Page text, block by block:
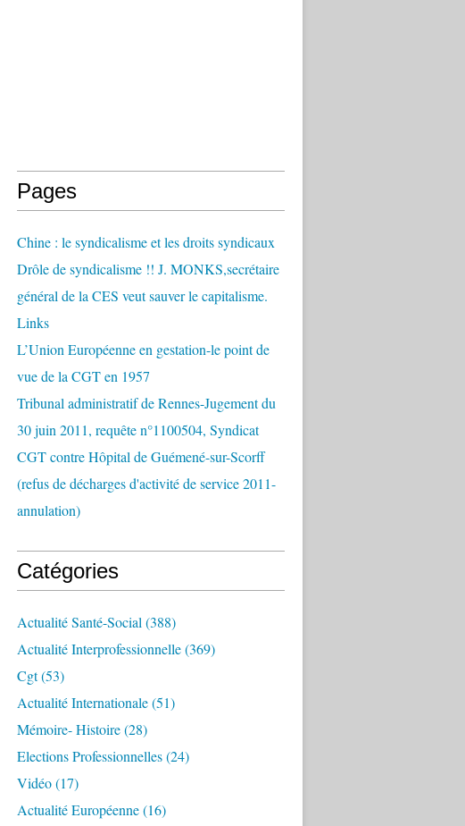
Pages
Chine : le syndicalisme et les droits syndicaux
Drôle de syndicalisme !! J. MONKS,secrétaire
général de la CES veut sauver le capitalisme.
Links
L’Union Européenne en gestation-le point de
vue de la CGT en 1957
Tribunal administratif de Rennes-Jugement du
30 juin 2011, requête n°1100504, Syndicat
CGT contre Hôpital de Guémené-sur-Scorff
(refus de décharges d'activité de service 2011-
annulation)
Catégories
Actualité Santé-Social (388)
Actualité Interprofessionnelle(369)
Cgt(53)
Actualité Internationale(51)
Mémoire- Histoire(28)
Elections Professionnelles(24)
Vidéo(17)
Actualité Européenne(16)